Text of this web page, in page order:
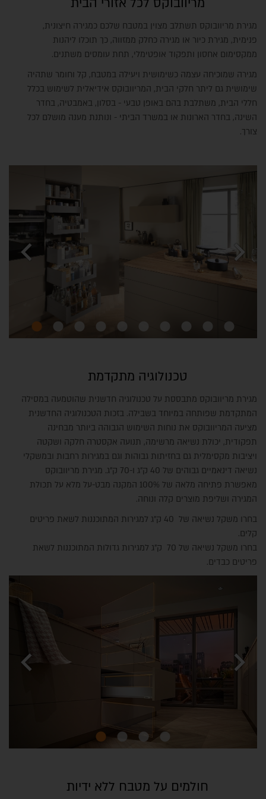
מגירת מריוובוקס תשתלב מצוין במטבח שלכם כמגירה חיצונית,
פנימית, מגירת כיור או מגירה כחלק ממזווה, כך תוכלו ליהנות
ממקסימום אחסון ותפקוד אופטימלי, תחת עומסים משתנים.
מגירה שמוכיחה עצמה כשימושית ויעילה במטבח, קל וחומר שתהיה
שימושית גם ליתר חלקי הבית, המריוובוקס אידיאלית לשימוש בכלל
חללי הבית, משתלבת בהם באופן טבעי - בסלון, באמבטיה, בחדר
השינה, בחדר הארונות או במשרד הביתי - ונותנת מענה מושלם לכל
צורך.
chevron_left chevron_right
טכנולוגיה מתקדמת
מגירת מריוובוקס מתבססת על טכנולוגיה חדשנית שהוטמעה במסילה
המתקדמת שפותחה במיוחד בשבילה. בזכות הטכנולוגיה החדשנית
מציעה המריוובוקס את נוחות השימוש הגבוהה ביותר מבחינה
תפקודית, יכולת נשיאה מרשימה, תנועה אקסטרה חלקה ושקטה
ויציבות מקסימלית גם בחזיתות גבוהות וגם במגירות רחבות ובמשקלי
נשיאה דינאמיים גבוהים של 40 ק"ג ו-70 ק"ג. מגירת מריוובוקס
מאפשרת פתיחה מלאה של 100% המקנה מבט-על מלא על תכולת
המגירה ושליפת מוצרים קלה ונוחה.
בחרו משקל נשיאה של 40 ק"ג למגירות המתוכננות לשאת פריטים
קלים.
בחרו משקל נשיאה של 70 ק"ג למגירות גדולות המתוכננות לשאת
פריטים כבדים.
chevron_left chevron_right
חולמים על מטבח ללא ידיות